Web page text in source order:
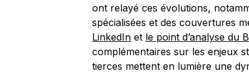
ont relayé ces évolutions,
spécialisées et des couvertures
LinkedIn et le point d’analyse du
complémentaires sur les enjeux
tierces mettent en lumière une